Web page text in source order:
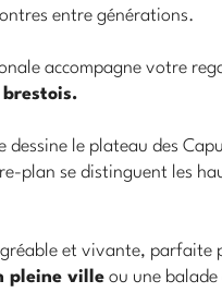
entre générations.
accompagne votre
dessine le plateau des
plan se distinguent les
et vivante, parfaite
pleine ville ou une balade